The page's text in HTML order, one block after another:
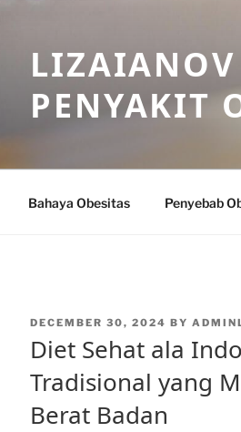
LIZAIANOV
PENYAKIT
Bahaya Obesitas Penyebab
POSTED
DECEMBER 30, 2024 BY
Diet Sehat ala
Tradisional yang
Berat Badan